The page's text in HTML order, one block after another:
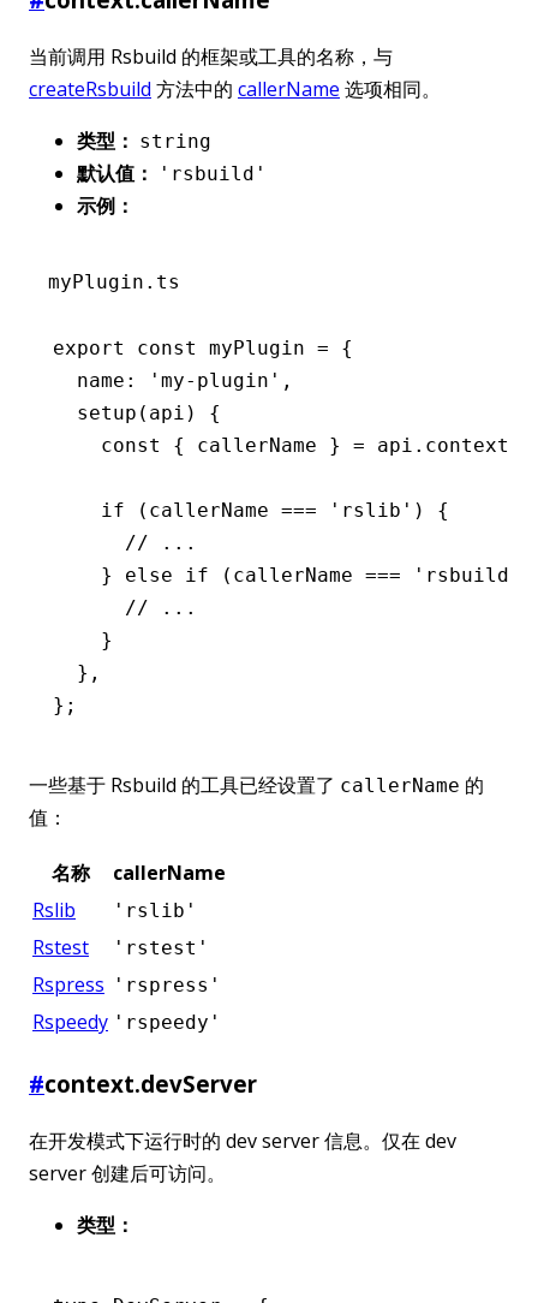
当前调用 Rsbuild 的框架或工具的名称，与
createRsbuild 方法中的 callerName 选项相同。
类型： string
默认值： 'rsbuild'
示例：
myPlugin.ts
export const myPlugin = {
  name
: 'my-plugin' ,
  setup
(api) {
    const
{ callerName } = api .context;
    if
(callerName === 'rslib' ) {
      // ...
    }
else if (callerName === 'rsbuild'
      // ...
    }
  }
,
};
一些基于 Rsbuild 的工具已经设置了 callerName 的
值：
名称
callerName
Rslib
'rslib'
Rstest 'rstest'
Rspress 'rspress'
Rspeedy 'rspeedy'
#context.devServer
在开发模式下运行时的 dev server 信息。仅在 dev
server 创建后可访问。
类型：